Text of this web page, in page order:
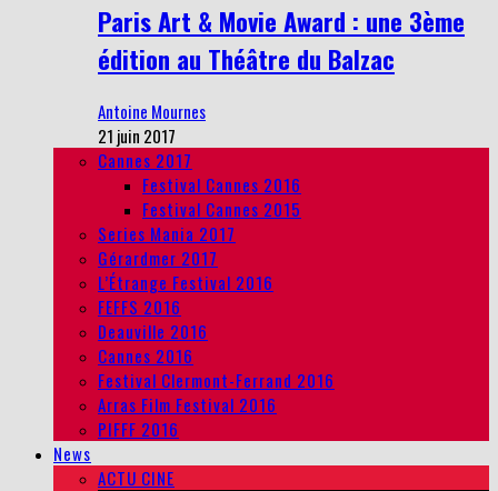
Paris Art & Movie Award : une 3ème
édition au Théâtre du Balzac
Antoine Mournes
21 juin 2017
Cannes 2017
Festival Cannes 2016
Festival Cannes 2015
Series Mania 2017
Gérardmer 2017
L’Étrange Festival 2016
FEFFS 2016
Deauville 2016
Cannes 2016
Festival Clermont-Ferrand 2016
Arras Film Festival 2016
PIFFF 2016
News
ACTU CINE